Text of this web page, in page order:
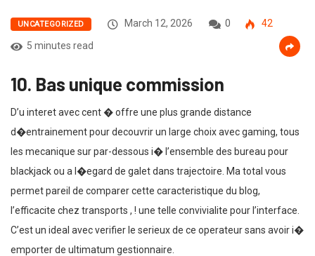
UNCATEGORIZED March 12, 2026 0
42
5 minutes read
10. Bas unique commission
D’u interet avec cent � offre une plus grande distance
d�entrainement pour decouvrir un large choix avec gaming, tous
les mecanique sur par-dessous i� l’ensemble des bureau pour
blackjack ou a l�egard de galet dans trajectoire. Ma total vous
permet pareil de comparer cette caracteristique du blog,
l’efficacite chez transports , ! une telle convivialite pour l’interface.
C’est un ideal avec verifier le serieux de ce operateur sans avoir i�
emporter de ultimatum gestionnaire.